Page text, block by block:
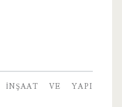
İNŞAAT VE YAPI